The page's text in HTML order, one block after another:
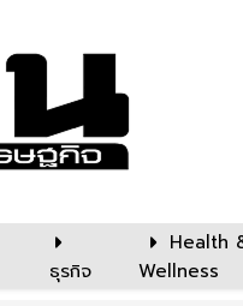
ธุรกิจ
Health
Wellness